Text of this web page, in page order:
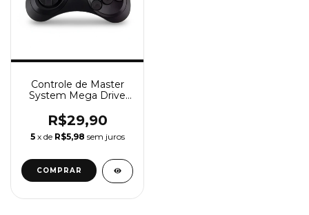
Controle de Master
System Mega Drive
R$29,90
5 x de R$5,98 sem juros